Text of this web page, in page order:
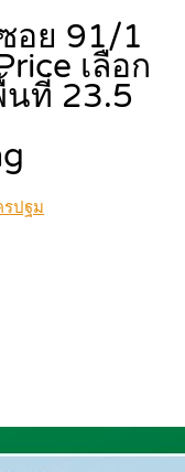
อย 91/1
เลือก
นที่ 23.5
ปฐม